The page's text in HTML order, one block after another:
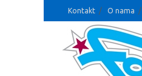
Kontakt O nama